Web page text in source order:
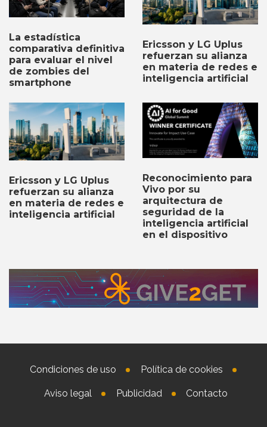
La estadística
comparativa definitiva
para evaluar el nivel
de zombies del
smartphone
Ericsson y LG Uplus
refuerzan su alianza
en materia de redes e
inteligencia artificial
Ericsson y LG Uplus
refuerzan su alianza
en materia de redes e
inteligencia artificial
Reconocimiento para
Vivo por su
arquitectura de
seguridad de la
inteligencia artificial
en el dispositivo
Condiciones de uso Política de cookies
Aviso legal Publicidad Contacto